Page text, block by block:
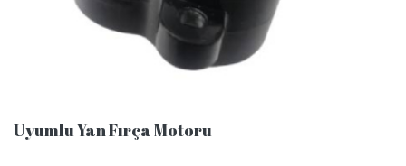
Uyumlu Yan Fırça Motoru